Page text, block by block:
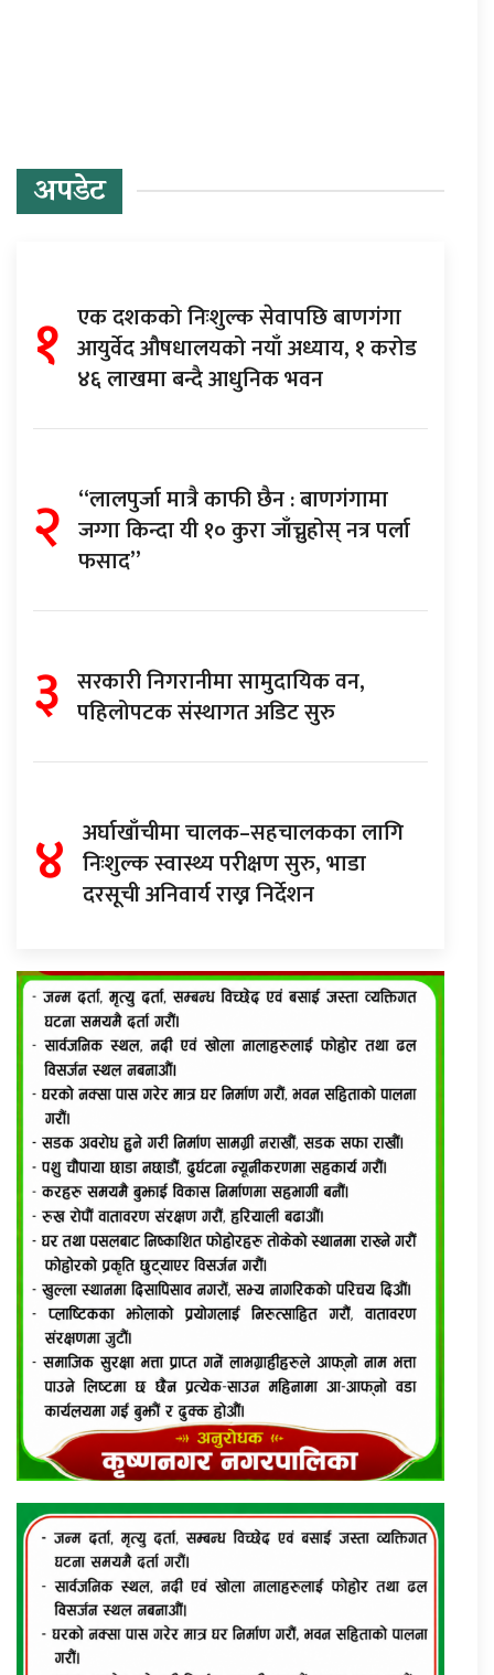
अपडेट
१ एक दशकको निःशुल्क सेवापछि बाणगंगा
आयुर्वेद औषधालयको नयाँ अध्याय, १ करोड
४६ लाखमा बन्दै आधुनिक भवन
२ “लालपुर्जा मात्रै काफी छैन : बाणगंगामा
जग्गा किन्दा यी १० कुरा जाँच्नुहोस् नत्र पर्ला
फसाद”
३ सरकारी निगरानीमा सामुदायिक वन,
पहिलोपटक संस्थागत अडिट सुरु
४ अर्घाखाँचीमा चालक–सहचालकका लागि
निःशुल्क स्वास्थ्य परीक्षण सुरु, भाडा
दरसूची अनिवार्य राख्न निर्देशन